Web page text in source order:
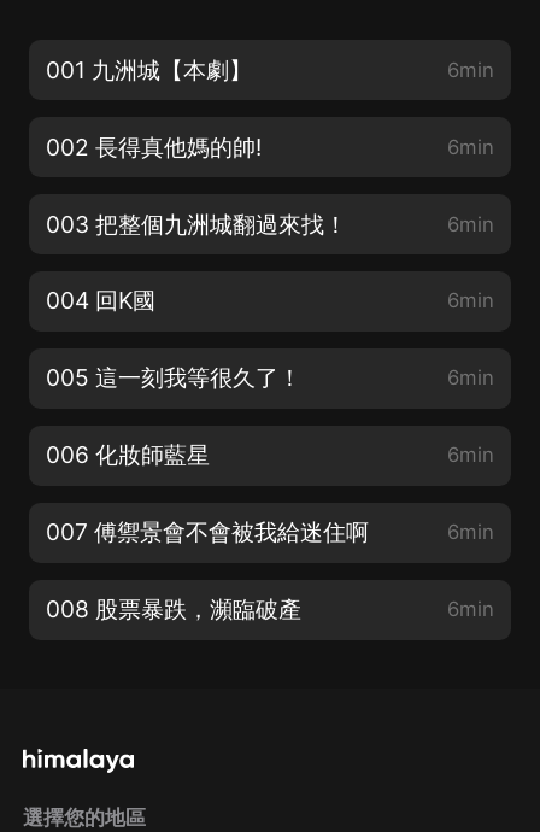
001 九洲城【本劇】 6min
002 長得真他媽的帥! 6min
003 把整個九洲城翻過來找！ 6min
004 回K國 6min
005 這一刻我等很久了！ 6min
006 化妝師藍星 6min
007 傅禦景會不會被我給迷住啊 6min
008 股票暴跌，瀕臨破產 6min
選擇您的地區